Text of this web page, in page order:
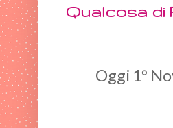
Qualcosa di
Oggi 1°